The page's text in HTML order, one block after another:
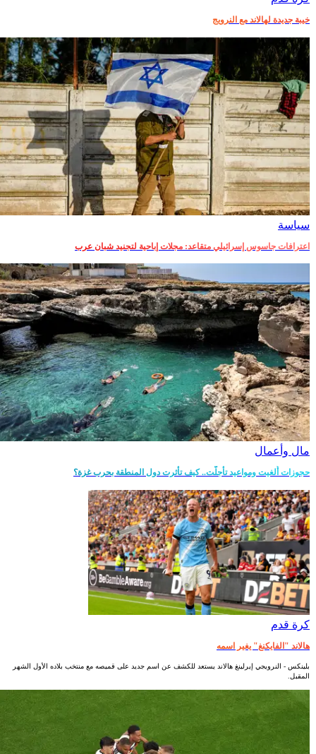
خيبة جديدة لهالاند مع النرويج
سياسة
اعترافات جاسوس إسرائيلي متقاعد: مجلات إباحية لتجنيد شبان عرب
مال وأعمال
حجوزات أُلغيت ومواعيد تأجلّت.. كيف تأثرت دول المنطقة بحرب غزة؟
كرة قدم
هالاند "الفايكنغ" يغير اسمه
بلينكس - النرويجي إيرلينغ هالاند يستعد للكشف عن اسم جديد على قميصه مع منتخب بلاده الأول الشهر
المقبل.